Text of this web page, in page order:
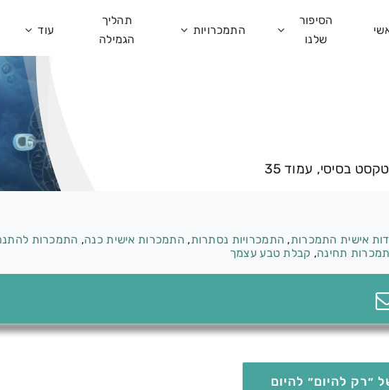
הסיפור
שלנו
התמכרויות
תהליך
הגמילה
עוד
בסיסי, עמוד 35
אישית התמכרות, התמכרויות נסתרות, התמכרות אישית כנה, התמכרות
תחינה, קבלת טבע עצמך
״רק להיום״ להיום